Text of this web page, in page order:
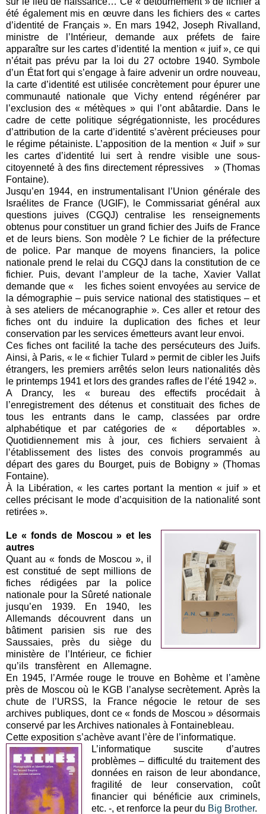
été également mis en œuvre dans les fichiers des « cartes
d’identité de Français ». En mars 1942, Joseph Rivalland,
ministre de l’Intérieur, demande aux préfets de faire
apparaître sur les cartes d’identité la mention « juif », ce qui
n’était pas prévu par la loi du 27 octobre 1940. Symbole
d’un État fort qui s’engage à faire advenir un ordre nouveau,
la carte d’identité est utilisée concrètement pour épurer une
communauté nationale que Vichy entend régénérer par
l’exclusion des « métèques » qui l’ont abâtardie. Dans le
cadre de cette politique ségrégationniste, les procédures
d’attribution de la carte d’identité s’avèrent précieuses pour
le régime pétainiste. L’apposition de la mention « Juif » sur
les cartes d’identité lui sert à rendre visible une sous-
citoyenneté à des fins directement répressives » (Thomas
Fontaine).
Jusqu’en 1944, en instrumentalisant l’Union générale des
Israélites de France (UGIF), le Commissariat général aux
questions juives (CGQJ) centralise les renseignements
obtenus pour constituer un grand fichier des Juifs de France
et de leurs biens. Son modèle ? Le fichier de la préfecture
de police. Par manque de moyens financiers, la police
nationale prend le relai du CGQJ dans la constitution de ce
fichier. Puis, devant l’ampleur de la tache, Xavier Vallat
demande que « les fiches soient envoyées au service de
la démographie – puis service national des statistiques – et
à ses ateliers de mécanographie ». Ces aller et retour des
fiches ont du induire la duplication des fiches et leur
conservation par les services émetteurs avant leur envoi.
Ces fiches ont facilité la tache des persécuteurs des Juifs.
Ainsi, à Paris, « le « fichier Tulard » permit de cibler les Juifs
étrangers, les premiers arrêtés selon leurs nationalités dès
le printemps 1941 et lors des grandes rafles de l’été 1942 ».
A Drancy, les « bureau des effectifs procédait à
l’enregistrement des détenus et constituait des fiches de
tous les entrants dans le camp, classées par ordre
alphabétique et par catégories de « déportables ».
Quotidiennement mis à jour, ces fichiers servaient à
l’établissement des listes des convois programmés au
départ des gares du Bourget, puis de Bobigny » (Thomas
Fontaine).
À la Libération, « les cartes portant la mention « juif » et
celles précisant le mode d’acquisition de la nationalité sont
retirées ».
Le « fonds de Moscou » et les
autres
Quant au « fonds de Moscou », il
est constitué de sept millions de
fiches rédigées par la police
nationale pour la Sûreté nationale
jusqu’en 1939. En 1940, les
Allemands découvrent dans un
bâtiment parisien sis rue des
Saussaies, près du siège du
ministère de l’Intérieur, ce fichier
qu’ils transfèrent en Allemagne.
En 1945, l’Armée rouge le trouve en Bohème et l’amène
près de Moscou où le KGB l’analyse secrètement. Après la
chute de l’URSS, la France négocie le retour de ses
archives publiques, dont ce « fonds de Moscou » désormais
conservé par les Archives nationales à Fontainebleau.
Cette exposition s’achève avant l’ère de l’informatique.
L’informatique suscite d’autres
problèmes – difficulté du traitement des
données en raison de leur abondance,
fragilité de leur conservation, coût
financier qui bénéficie aux criminels,
etc. -, et renforce la peur du Big Brother.